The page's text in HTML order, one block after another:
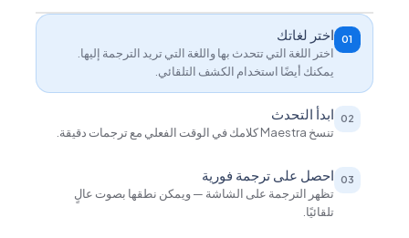
01 اختر لغاتك
اختر اللغة التي تتحدث بها واللغة التي تريد الترجمة إليها.
يمكنك أيضًا استخدام الكشف التلقائي.
02 ابدأ التحدث
تنسخ Maestra كلامك في الوقت الفعلي مع ترجمات دقيقة.
03 احصل على ترجمة فورية
تظهر الترجمة على الشاشة — ويمكن نطقها بصوت عالٍ
تلقائيًا.